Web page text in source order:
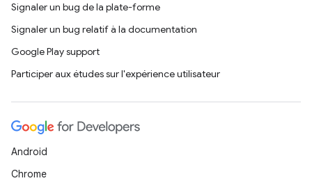
Signaler un bug de la plate-forme
Signaler un bug relatif à la documentation
Google Play support
Participer aux études sur l'expérience utilisateur
Android
Chrome